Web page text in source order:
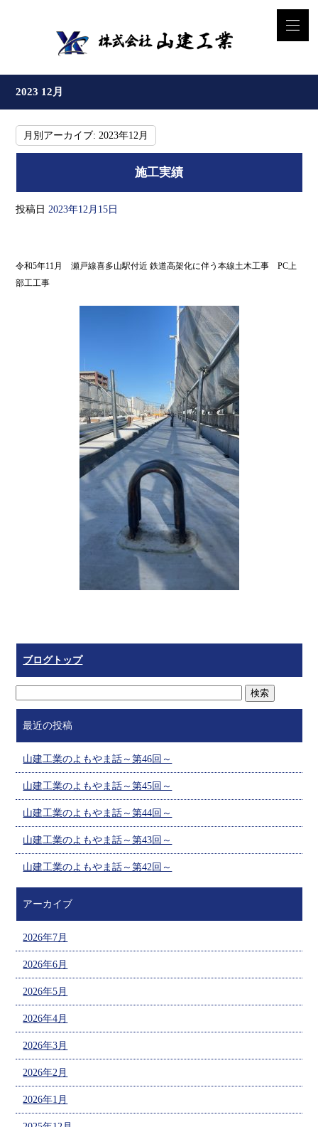
2023 12月
月別アーカイブ:2023年12月
施工実績
投稿日 2023年12月15日
令和5年11月 瀬戸線喜多山駅付近 鉄道高架化に伴う本線土木工事 PC上
部工工事
ブログトップ
最近の投稿
山建工業のよもやま話～第46回～
山建工業のよもやま話～第45回～
山建工業のよもやま話～第44回～
山建工業のよもやま話～第43回～
山建工業のよもやま話～第42回～
アーカイブ
2026年7月
2026年6月
2026年5月
2026年4月
2026年3月
2026年2月
2026年1月